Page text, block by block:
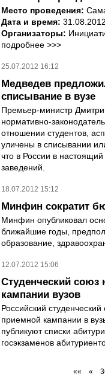
Место проведения:
Дата и время:
Организаторы:
подробнee >>>
25.07.2012 16:12
Медведев
списывание в вузе
Премьер-министр
нормативно-
отношении студентов,
уличены в списывании
что в России в
заведений.
18.07.2012 15:12
Минфин сократит
Минфин опубликовал
ближайшие годы,
образование,
12.07.2012 15:06
Студенческий
кампании вузов
Российский
приемной кампании в
публикуют списки
госэкзаменов
«« «